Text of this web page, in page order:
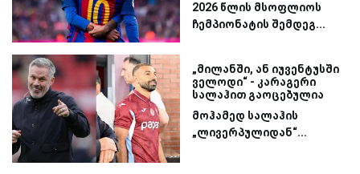
2026 წლის მსოფლიოს
ჩემპიონატის შემდეგ...
„მილანში, ან იუვენტუსში
ველოდი“ - კარაგერი
სალაჰით გაოცებულია
მოჰამედ სალაჰის
„ლივერპულიდან“...